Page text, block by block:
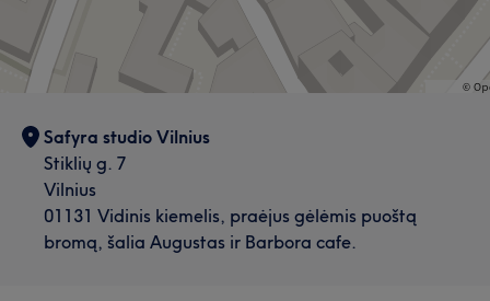
Safyra studio Vilnius
Stiklių g. 7
Vilnius
01131 Vidinis kiemelis, praėjus gėlėmis puoštą
bromą, šalia Augustas ir Barbora cafe.